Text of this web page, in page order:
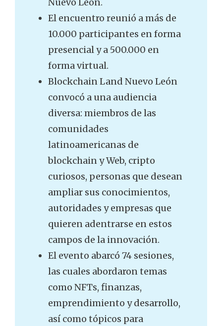
Nuevo León.
El encuentro reunió a más de
10.000 participantes en forma
presencial y a 500.000 en
forma virtual.
Blockchain Land Nuevo León
convocó a una audiencia
diversa: miembros de las
comunidades
latinoamericanas de
blockchain y Web, cripto
curiosos, personas que desean
ampliar sus conocimientos,
autoridades y empresas que
quieren adentrarse en estos
campos de la innovación.
El evento abarcó 74 sesiones,
las cuales abordaron temas
como NFTs, finanzas,
emprendimiento y desarrollo,
así como tópicos para